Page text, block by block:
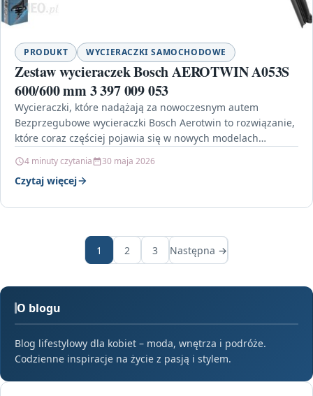
PRODUKT WYCIERACZKI SAMOCHODOWE
Zestaw wycieraczek Bosch AEROTWIN A053S
600/600 mm 3 397 009 053
Wycieraczki, które nadążają za nowoczesnym autem
Bezprzegubowe wycieraczki Bosch Aerotwin to rozwiązanie,
które coraz częściej pojawia się w nowych modelach
4 minuty czytania 30 maja 2026
Czytaj więcej
1 2 3 Następna →
O blogu
Blog lifestylowy dla kobiet – moda, wnętrza i podróże.
Codzienne inspiracje na życie z pasją i stylem.